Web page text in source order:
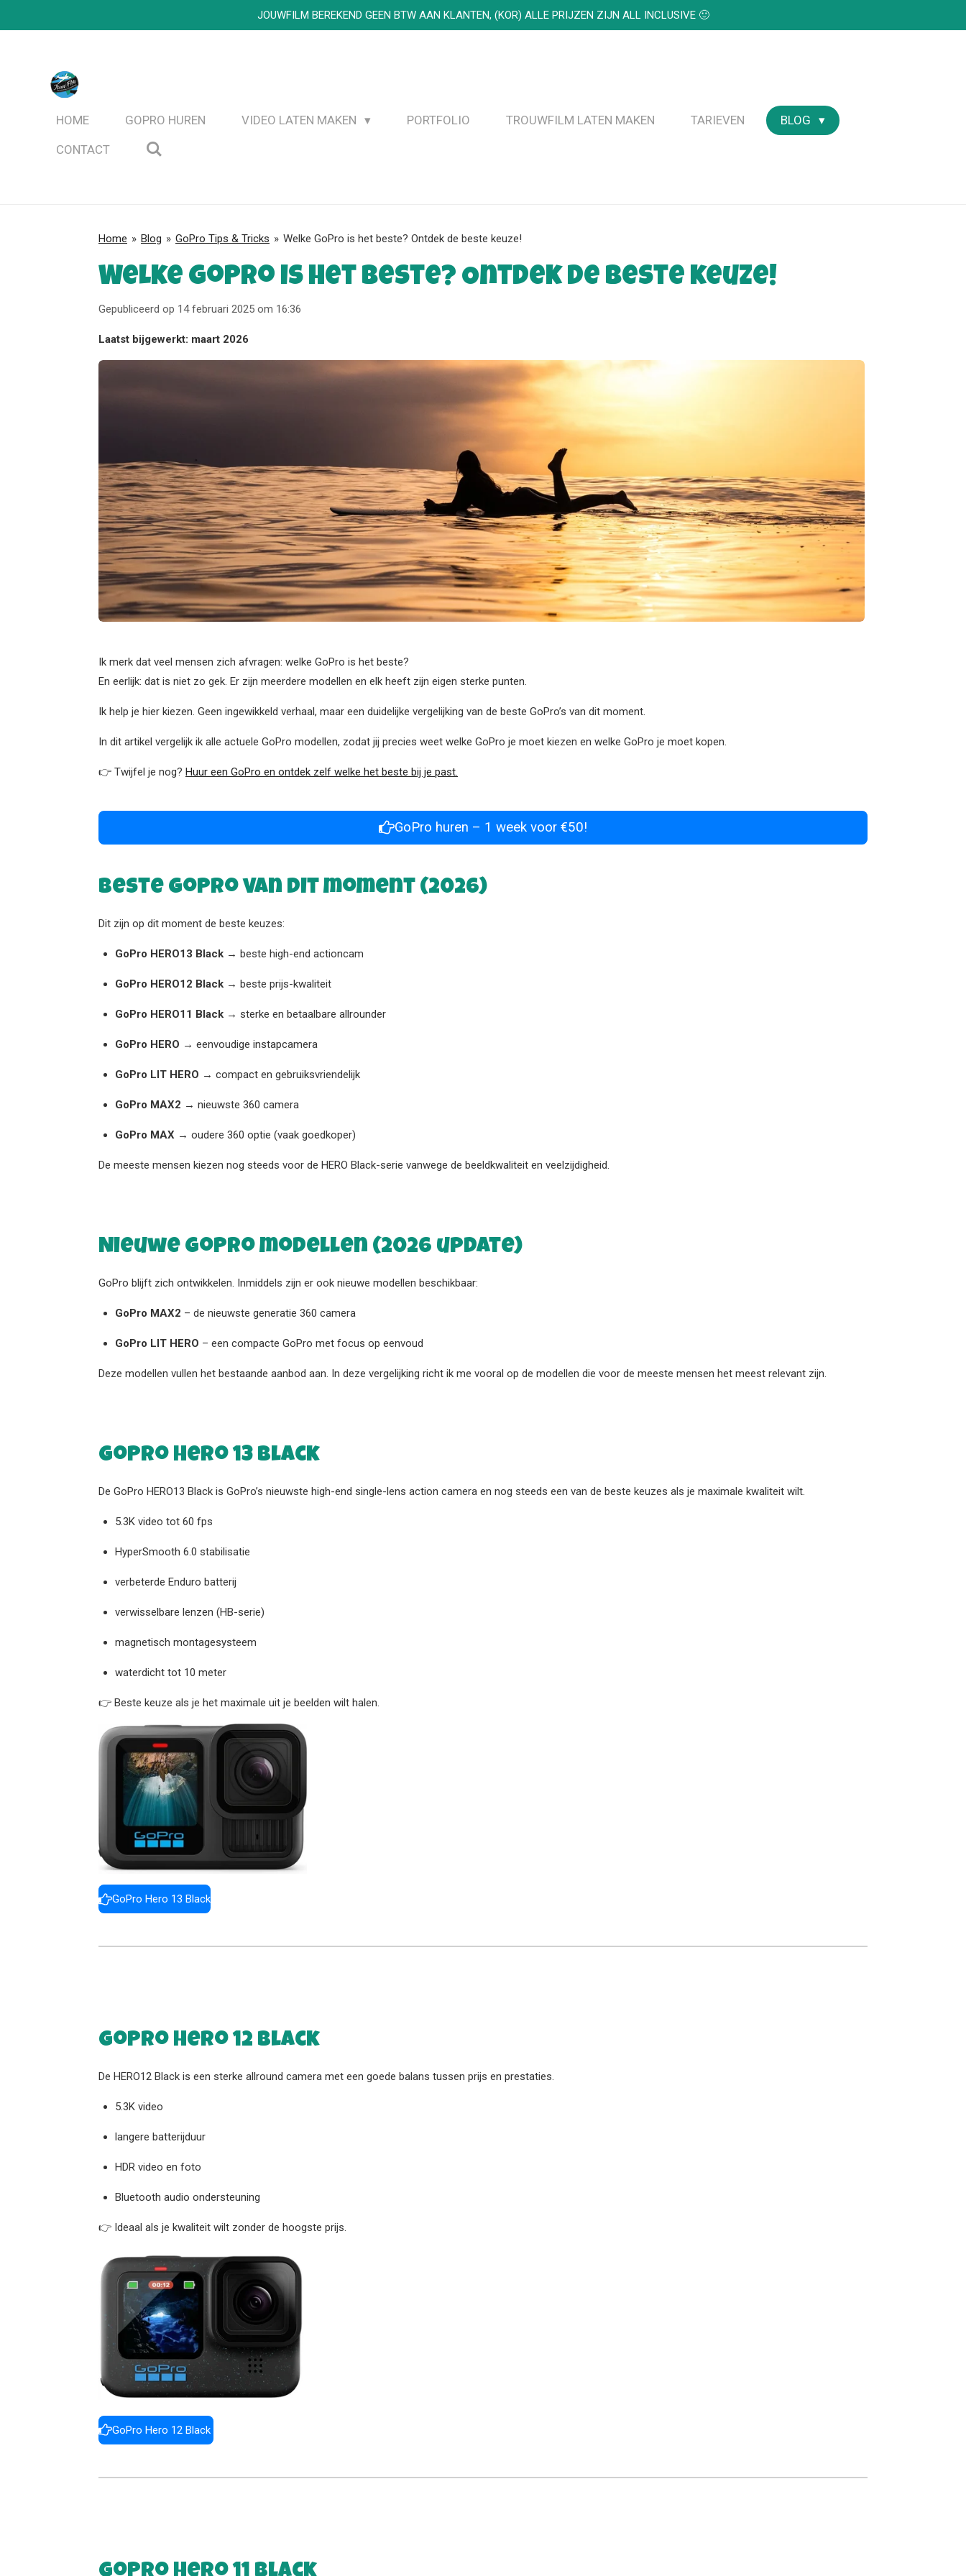
hoofdinhoud
JOUWFILM BEREKEND GEEN BTW AAN KLANTEN, (KOR) ALLE PRIJZEN ZIJN ALL INCLUSIVE 🙂
HOME GOPRO HUREN VIDEO LATEN MAKEN PORTFOLIO TROUWFILM LATEN MAKEN TARIEVEN BLOG
CONTACT
Home » Blog » GoPro Tips & Tricks » Welke GoPro is het beste? Ontdek de beste keuze!
Welke GoPro is het beste? Ontdek de beste keuze!
Gepubliceerd op 14 februari 2025 om 16:36
Laatst bijgewerkt: maart 2026
Ik merk dat veel mensen zich afvragen: welke GoPro is het beste?
En eerlijk: dat is niet zo gek. Er zijn meerdere modellen en elk heeft zijn eigen sterke punten.
Ik help je hier kiezen. Geen ingewikkeld verhaal, maar een duidelijke vergelijking van de beste GoPro’s van dit moment.
In dit artikel vergelijk ik alle actuele GoPro modellen, zodat jij precies weet welke GoPro je moet kiezen en welke GoPro je moet kopen.
👉 Twijfel je nog? Huur een GoPro en ontdek zelf welke het beste bij je past.
GoPro huren – 1 week voor €50!
Beste GoPro van dit moment (2026)
Dit zijn op dit moment de beste keuzes:
GoPro HERO13 Black→ beste high-end actioncam
GoPro HERO12 Black→ beste prijs-kwaliteit
GoPro HERO11 Black→ sterke en betaalbare allrounder
GoPro HERO → eenvoudige instapcamera
GoPro LIT HERO → compact en gebruiksvriendelijk
GoPro MAX2 → nieuwste 360 camera
GoPro MAX→ oudere 360 optie (vaak goedkoper)
De meeste mensen kiezen nog steeds voor de HERO Black-serie vanwege de beeldkwaliteit en veelzijdigheid.
Nieuwe GoPro modellen (2026 update)
GoPro blijft zich ontwikkelen. Inmiddels zijn er ook nieuwe modellen beschikbaar:
GoPro MAX2 – de nieuwste generatie 360 camera
GoPro LIT HERO – een compacte GoPro met focus op eenvoud
Deze modellen vullen het bestaande aanbod aan. In deze vergelijking richt ik me vooral op de modellen die voor de meeste mensen het meest relevant zijn.
GoPro Hero 13 Black
De GoPro HERO13 Black is GoPro’s nieuwste high-end single-lens action camera en nog steeds een van de beste keuzes als je maximale kwaliteit wilt.
5.3K video tot 60 fps
HyperSmooth 6.0 stabilisatie
verbeterde Enduro batterij
verwisselbare lenzen (HB-serie)
magnetisch montagesysteem
waterdicht tot 10 meter
👉 Beste keuze als je het maximale uit je beelden wilt halen.
GoPro Hero 13 Black
GoPro Hero 12 Black
De HERO12 Black is een sterke allround camera met een goede balans tussen prijs en prestaties.
5.3K video
langere batterijduur
HDR video en foto
Bluetooth audio ondersteuning
👉 Ideaal als je kwaliteit wilt zonder de hoogste prijs.
GoPro Hero 12 Black